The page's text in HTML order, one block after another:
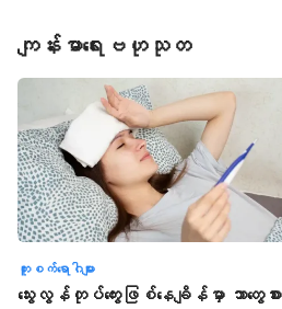
ကျန်းမာရေးဗဟုသုတ
ကူးစက်ရောဂါများ
သွေးလွန်တုပ်ကွေးဖြစ်နေချိန်မှာ ဘာတွေစား